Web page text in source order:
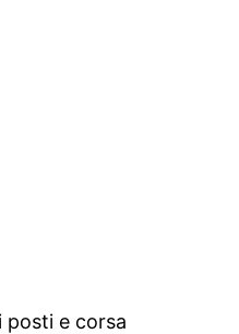
posti e corsa